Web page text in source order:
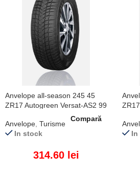
Anvelope all-season 245 45
ZR17 Autogreen Versat-AS2 99
Anvelope Turisme
In stock
314.60 lei
Compară
In